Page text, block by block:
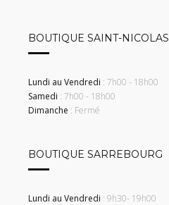
BOUTIQUE SAINT-NICOLAS
Lundi au Vendredi : 7h00 - 18h00
Samedi : 7h00 - 18h00
Dimanche : Fermé
BOUTIQUE SARREBOURG
Lundi au Vendredi : 9h30- 19h00